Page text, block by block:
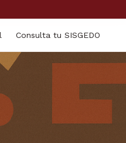
Consulta tu SISGEDO